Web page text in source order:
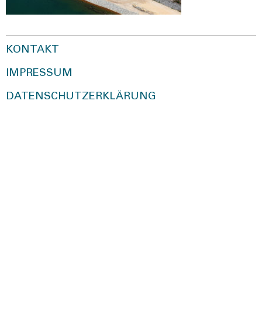
KONTAKT
IMPRESSUM
DATENSCHUTZERKLÄRUNG